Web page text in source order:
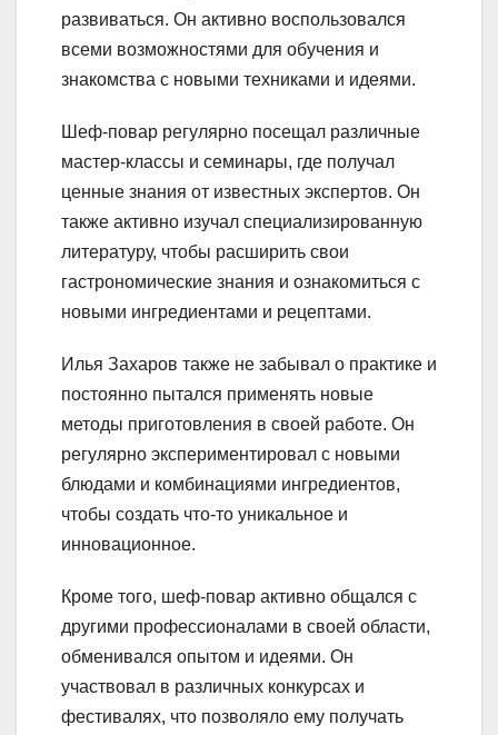
развиваться. Он активно воспользовался
всеми возможностями для обучения и
знакомства с новыми техниками и идеями.
Шеф-повар регулярно посещал различные
мастер-классы и семинары, где получал
ценные знания от известных экспертов. Он
также активно изучал специализированную
литературу, чтобы расширить свои
гастрономические знания и ознакомиться с
новыми ингредиентами и рецептами.
Илья Захаров также не забывал о практике и
постоянно пытался применять новые
методы приготовления в своей работе. Он
регулярно экспериментировал с новыми
блюдами и комбинациями ингредиентов,
чтобы создать что-то уникальное и
инновационное.
Кроме того, шеф-повар активно общался с
другими профессионалами в своей области,
обменивался опытом и идеями. Он
участвовал в различных конкурсах и
фестивалях, что позволяло ему получать